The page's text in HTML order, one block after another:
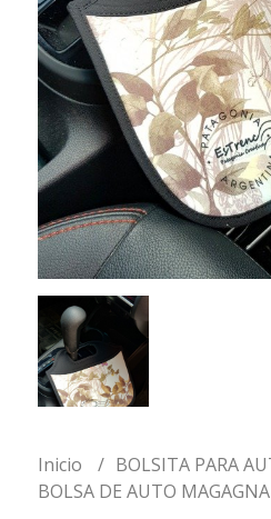
Inicio
BOLSITA PARA
BOLSA DE AUTO MAGAGNA